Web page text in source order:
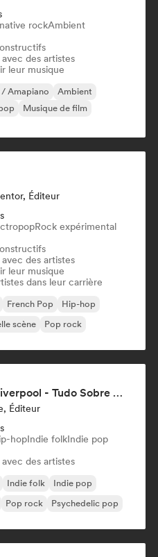
rockAmbient
des artistes
leur musique
Amapiano
Ambient
Musique de film
Éditeur
Rock expérimental
des artistes
leur musique
dans leur carrière
French Pop
Hip-hop
scène Pop rock
Os Garotos de Liverpool - Tudo Sobre Música
Éditeur
hopIndie folkIndie pop
des artistes
Indie folk
Indie pop
Pop rock Psychedelic pop